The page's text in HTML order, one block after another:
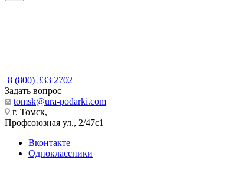
8 (800) 333 2702
Задать вопрос
tomsk@ura-podarki.com
г. Томск,
Профсоюзная ул., 2/47с1
Вконтакте
Одноклассники